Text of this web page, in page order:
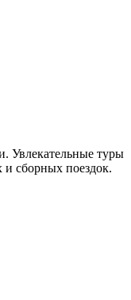
Увлекательные туры
сборных поездок.